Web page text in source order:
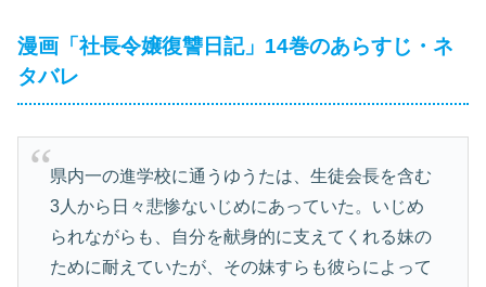
漫画「社長令嬢復讐日記」14巻のあらすじ・ネ
タバレ
県内一の進学校に通うゆうたは、生徒会長を含む
3人から日々悲惨ないじめにあっていた。いじめ
られながらも、自分を献身的に支えてくれる妹の
ために耐えていたが、その妹すらも彼らによって